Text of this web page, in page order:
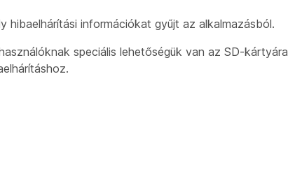
hibaelhárítási információkat gyűjt az alkalmazásból.
speciális lehetőségük van az SD-kártyára